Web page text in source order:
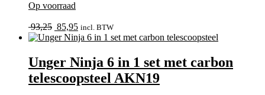
Op voorraad
93,25 Oorspronkelijke
prijs
93,25.
85,95Huidige
prijs
85,95.
incl. BTW
Unger Ninja 6 in 1 set met carbon
telescoopsteel AKN19